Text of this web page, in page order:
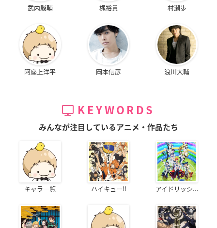
武内駿輔 梶裕貴 村瀬歩
阿座上洋平 岡本信彦 浪川大輔
KEYWORDS
みんなが注目しているアニメ・作品たち
キャラ一覧 ハイキュー!! アイドリッシ...